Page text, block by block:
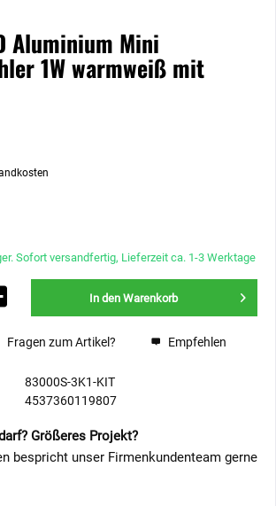
Aluminium Mini
1W warmweiß mit
Sofort versandfertig, Lieferzeit ca. 1-3 Werktage
In den Warenkorb
Fragen zum Artikel? Empfehlen
83000S-3K1-KIT
4537360119807
Größeres Projekt?
bespricht unser Firmenkundenteam gerne